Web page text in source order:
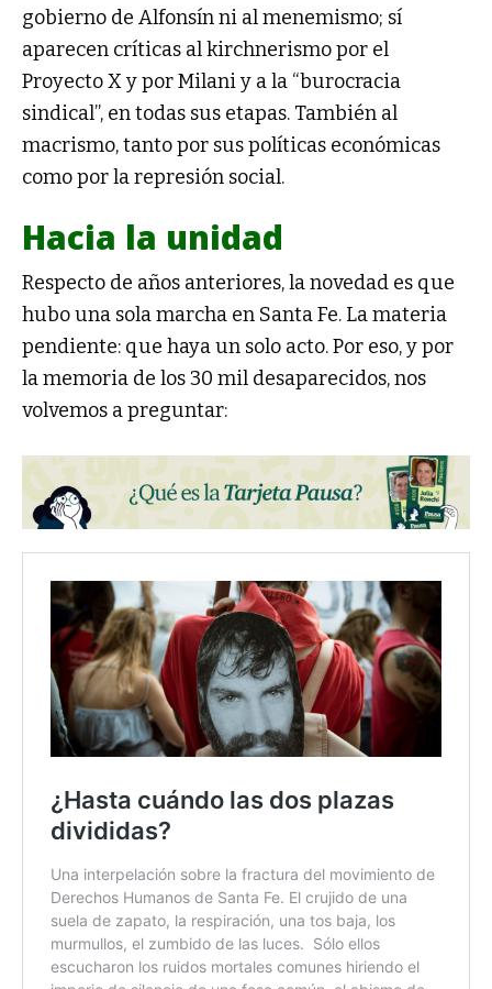
gobierno de Alfonsín ni al menemismo; sí
aparecen críticas al kirchnerismo por el
Proyecto X y por Milani y a la “burocracia
sindical”, en todas sus etapas. También al
macrismo, tanto por sus políticas económicas
como por la represión social.
Hacia la unidad
Respecto de años anteriores, la novedad es que
hubo una sola marcha en Santa Fe. La materia
pendiente: que haya un solo acto. Por eso, y por
la memoria de los 30 mil desaparecidos, nos
volvemos a preguntar: